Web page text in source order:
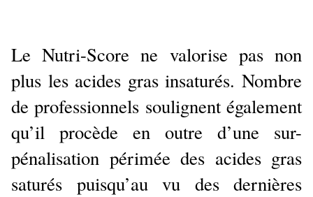
Le Nutri-Score ne valorise pas non
plus les acides gras insaturés. Nombre
de professionnels soulignent également
qu’il procède en outre d’une sur-
pénalisation périmée des acides gras
saturés puisqu’au vu des dernières